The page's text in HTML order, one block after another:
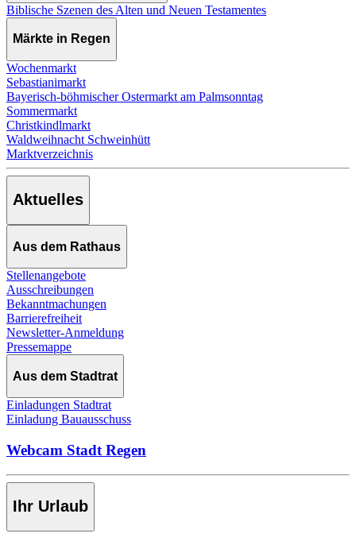
Biblische Szenen des Alten und Neuen Testamentes
Märkte in Regen
Wochenmarkt
Sebastianimarkt
Bayerisch-böhmischer Ostermarkt am Palmsonntag
Sommermarkt
Christkindlmarkt
Waldweihnacht Schweinhütt
Marktverzeichnis
Aktuelles
Aus dem Rathaus
Stellenangebote
Ausschreibungen
Bekanntmachungen
Barrierefreiheit
Newsletter-Anmeldung
Pressemappe
Aus dem Stadtrat
Einladungen Stadtrat
Einladung Bauausschuss
Webcam Stadt Regen
Ihr Urlaub